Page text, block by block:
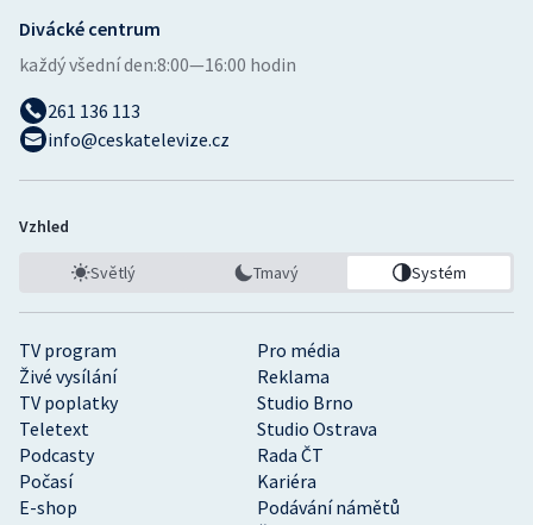
TV program
Pro média
Živé vysílání
Reklama
TV poplatky
Studio Brno
Teletext
Studio Ostrava
Podcasty
Rada ČT
Počasí
Kariéra
E-shop
Podávání námětů
Divácké centrum
každý všední den:8:00—16:00 hodin
261 136 113
info@ceskatelevize.cz
Vzhled
Světlý Tmavý Systém